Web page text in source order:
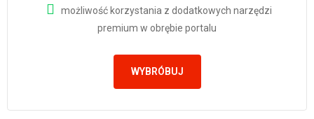
możliwość korzystania z dodatkowych narzędzi
premium w obrębie portalu
WYBRÓBUJ